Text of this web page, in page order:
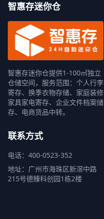
智惠存迷你仓
智惠存迷你仓提供1-100㎡独立
仓储空间，服务范围：个人行李
寄存、换季衣物存储、家庭装修
家具家电寄存、企业文件档案储
存、电商货品中转。
联系方式
电话：400-0523-352
地址：广州市海珠区新滘中路
215号德臻科创园1栋2楼